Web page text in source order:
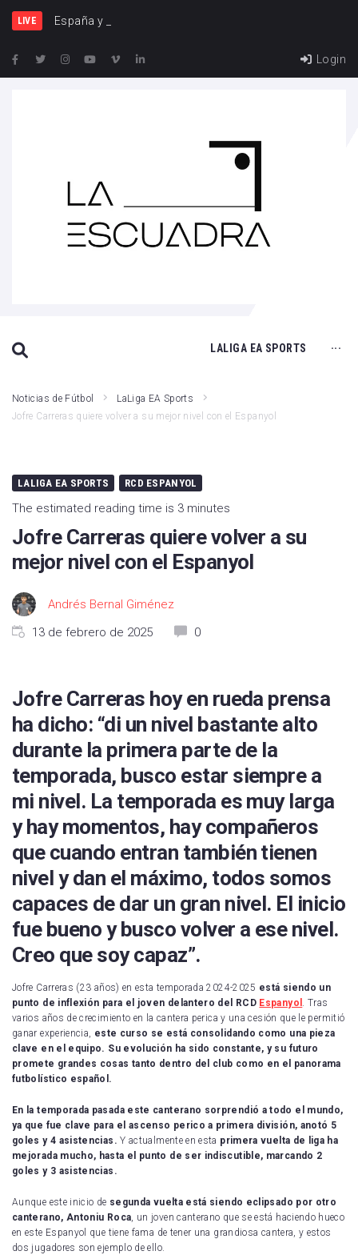
LIVE España y Francia, un
Login
LALIGA EA SPORTS
Atlético de Madrid
Rayo Vallecano
Girona FC
Real Sociedad
UD Las Palmas
CD Leganés
Getafe CF
RCD Mallorca
Real Valladolid
RCD Espanyol
Sevilla FC
Villarreal CF
···
Liga F
Segunda RFEF
Noticias de Fútbol
LaLiga EA Sports
Jofre Carreras quiere volver a su mejor nivel con el Espanyol
LALIGA EA SPORTS RCD ESPANYOL
The estimated reading time is 3 minutes
Jofre Carreras quiere volver a su
mejor nivel con el Espanyol
Andrés Bernal Giménez
13 de febrero de 2025
0
Jofre Carreras hoy en rueda prensa
ha dicho: “di un nivel bastante alto
durante la primera parte de la
temporada, busco estar siempre a
mi nivel. La temporada es muy larga
y hay momentos, hay compañeros
que cuando entran también tienen
nivel y dan el máximo, todos somos
capaces de dar un gran nivel. El inicio
fue bueno y busco volver a ese nivel.
Creo que soy capaz”.
Jofre Carreras (23 años) en esta temporada 2024-2025 está siendo un
punto de inflexión para el joven delantero del RCD Espanyol
. Tras
varios años de crecimiento en la cantera perica y una cesión que le permitió
ganar experiencia, este curso se está consolidando como una pieza
clave en el equipo. Su evolución ha sido constante, y su futuro
promete grandes cosas tanto dentro del club como en el panorama
futbolístico español.
En la temporada pasada este canterano sorprendió a todo el mundo,
ya que fue clave para el ascenso perico a primera división, anotó 5
goles y 4 asistencias.Y actualmente en esta primera vuelta de liga ha
mejorada mucho, hasta el punto de ser indiscutible, marcando 2
goles y 3 asistencias.
Aunque este inicio de segunda vuelta está siendo eclipsado por otro
canterano, Antoniu Roca , un joven canterano que se está haciendo hueco
en este Espanyol que tiene fama de tener una grandiosa cantera, y estos
dos jugadores son ejemplo de ello.